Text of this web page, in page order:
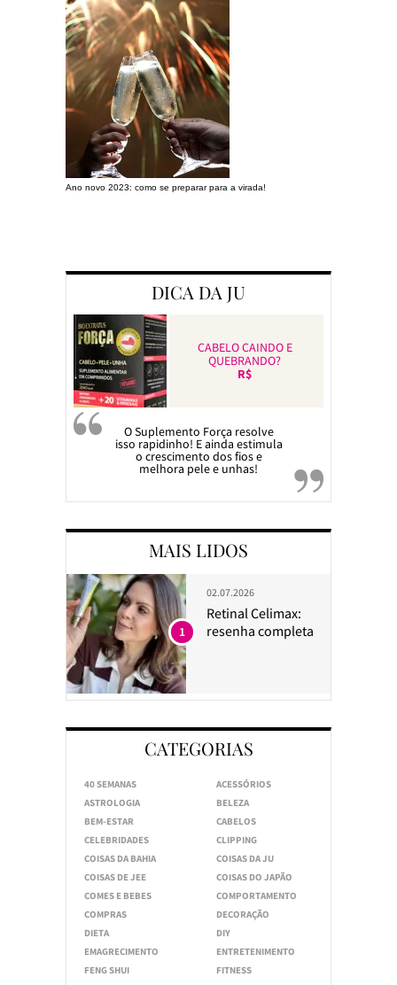
Ano novo 2023: como se preparar para a virada!
DICA DA JU
CABELO CAINDO E
QUEBRANDO?
R$
O Suplemento Força resolve
isso rapidinho! E ainda estimula
o crescimento dos fios e
melhora pele e unhas!
MAIS LIDOS
02.07.2026
Retinal Celimax:
resenha completa
1
CATEGORIAS
40 SEMANAS
ACESSÓRIOS
ASTROLOGIA
BELEZA
BEM-ESTAR
CABELOS
CELEBRIDADES
CLIPPING
COISAS DA BAHIA
COISAS DA JU
COISAS DE JEE
COISAS DO JAPÃO
COMES E BEBES
COMPORTAMENTO
COMPRAS
DECORAÇÃO
DIETA
DIY
EMAGRECIMENTO
ENTRETENIMENTO
FENG SHUI
FITNESS